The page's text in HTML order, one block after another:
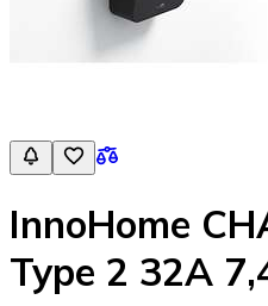
InnoHome
Type 2 32A